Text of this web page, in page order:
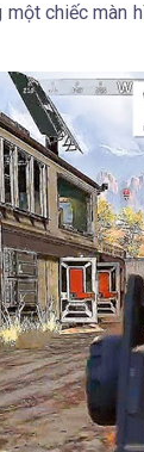
chiếc màn